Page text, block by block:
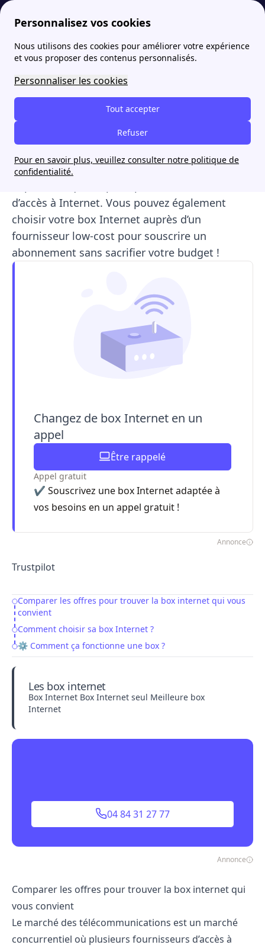
Personnalisez vos cookies
Nous utilisons des cookies pour améliorer votre expérience
et vous proposer des contenus personnalisés.
Personnaliser les cookies
Tout accepter
Refuser
Pour en savoir plus, veuillez consulter notre politique de
confidentialité.
papernest Télécom Comment choisir la box Internet la plus adaptée à ses besoins ?
Comment choisir la box
Internet la plus adaptée à
ses besoins ?
Aujourd’hui, vous pouvez facilement trouver la
box Internet la plus adaptée à vos besoins
d’accès à Internet. Vous pouvez également
choisir votre box Internet auprès d’un
fournisseur low-cost pour souscrire un
abonnement sans sacrifier votre budget !
Changez de box Internet en un
appel
Être rappelé
Appel gratuit
✔️ Souscrivez une box Internet adaptée à
vos besoins en un appel gratuit !
Annonce
Trustpilot
Table of Contents
Comparer les offres pour trouver la box internet qui vous
convient
Comment choisir sa box Internet ?
⚙️ Comment ça fonctionne une box ?
Les box internet
Box Internet Box Internet seul Meilleure box
Internet
04 84 31 27 77
Annonce
Comparer les offres pour trouver la box internet qui
vous convient
Le marché des télécommunications est un marché
concurrentiel où plusieurs fournisseurs d’accès à